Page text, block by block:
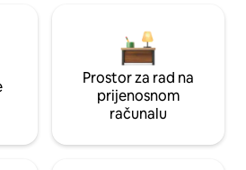
Prostor za rad na
prijenosnom
računalu